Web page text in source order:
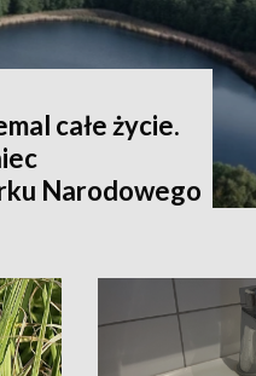
całe życie.
Narodowego